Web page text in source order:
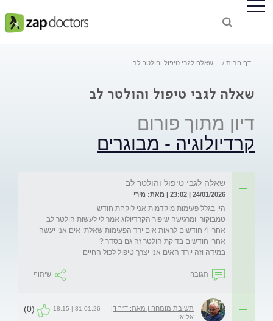
דף הבית שאלה לגבי טיפול והולטר לב
שאלה לגבי טיפול והולטר לב
דיון מתוך פורום
קרדיולוגיה - מבוגרים
שאלה לגבי טיפול והולטר לב
24/01/2026 | 23:02 | מאת: מירי
טמבוקור  ומרגישה שיפור הקרדיולוג אמר לי לעשות הולטר לב
אחרי 4 חודשים לראות אים ירד הפעימות שאלתי אים אני יעשה
במידה וזה יורד האים אני יצרך טיפול לכול החיים
תגובה שיתוף
תשובת מומחה | מאת: ד"ר דן
אליאן
31.01.26 | 18:15
(0)